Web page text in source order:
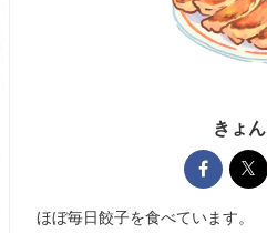
きょ
ほぼ毎日餃子を食べています。